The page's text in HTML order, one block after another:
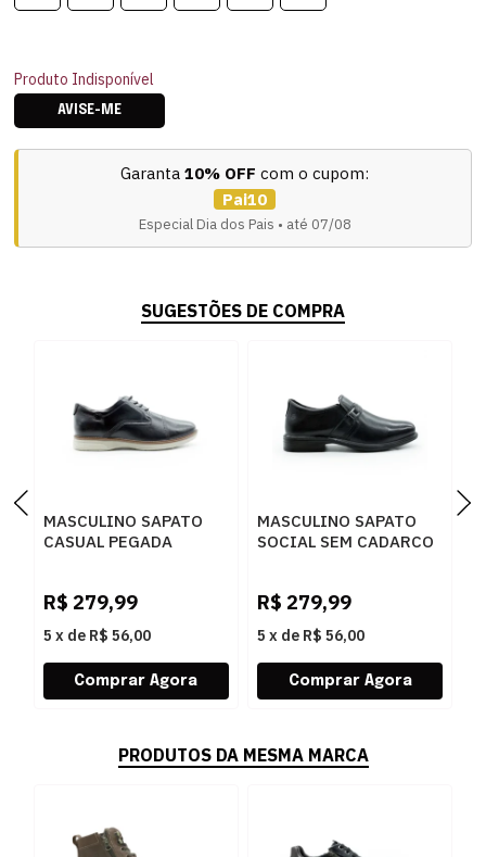
Produto Indisponível
AVISE-ME
Garanta 10% OFF com o cupom:
Pai10
Especial Dia dos Pais • até 07/08
SUGESTÕES DE COMPRA
MASCULINO SAPATO
CASUAL PEGADA
R$ 279,99
5 x de R$ 56,00
MASCULINO SAPATO
SOCIAL SEM CADARCO
R$ 279,99
5 x de R$ 56,00
PRODUTOS DA MESMA MARCA